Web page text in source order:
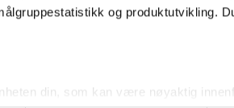
og produktutvikling.
din, som kan være nøyaktig